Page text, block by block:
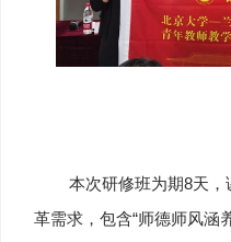
本次研修班为期8天
革需求，包含“师德师风涵